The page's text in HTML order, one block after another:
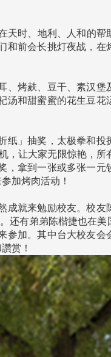
时、地利、人和的帮
和前会长挑灯夜战，在
烤麸、豆干、素汉堡
汤和甜蜜蜜的花生豆花
」抽奖，太极拳和投
，让大家无限惊艳，所
，拿到一张或多张一元
加烤肉活动！
就来勉励校友。校友
还有弟弟陈楷捷也在
加。其中台大校友会
赏！